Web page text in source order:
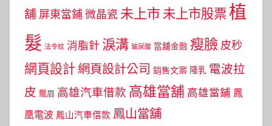
舖 屏東當鋪 微晶瓷 未上市 未上市股票植
髮 法令紋 消脂針 淚溝 玻尿酸 當舖金融 瘦臉 皮秒
網頁設計 網頁設計公司 銷售文案 隆乳 電波拉
皮 飄眉 高雄汽車借款 高雄當舖 高雄當鋪 鳳
凰電波 鳳山汽車借款 鳳山當舖